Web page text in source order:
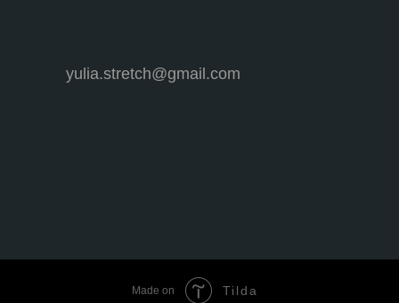
yulia.stretch@gmail.com
Made on Tilda